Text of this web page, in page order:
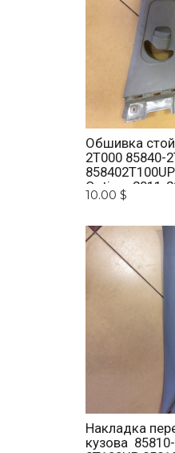
Обшивка
2T000 85840-
Optima 2011-
10.00 $
Накладка
кузова